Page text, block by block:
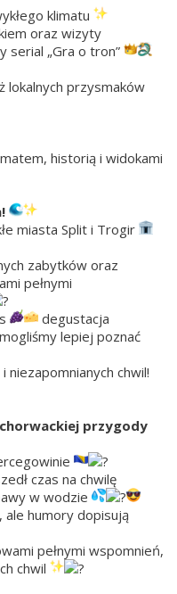
klimatu
oraz wizyty
serial „Gra o tron”
lokalnych przysmaków
historią i widokami
miasta Split i Trogir
zabytków oraz
pełnymi
degustacja
lepiej poznać
niezapomnianych chwil!
przygody
czas na chwilę
w wodzie
, ale humory dopisują
pełnymi wspomnień,
chwil